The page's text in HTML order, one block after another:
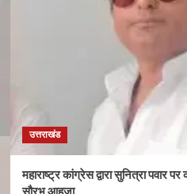
उत्तराखंड
महाराष्ट्र कांग्रेस द्वारा सुनित्रा पवार